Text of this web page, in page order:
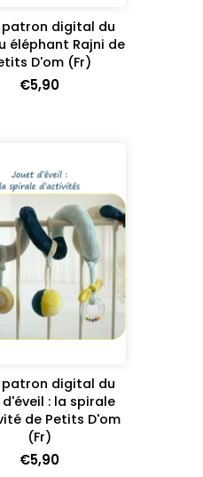
patron digital du
éléphant Rajni de
D'om (Fr)
€5,90
patron digital du
: la spirale
de Petits D'om
(Fr)
€5,90